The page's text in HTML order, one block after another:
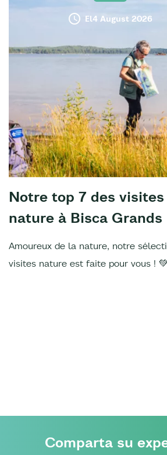
El4 August 2026
Notre top 7 des visites
nature à Bisca Grands
Amoureux de la nature, notre
visites nature est faite pour vous ! 💚
Comparta su